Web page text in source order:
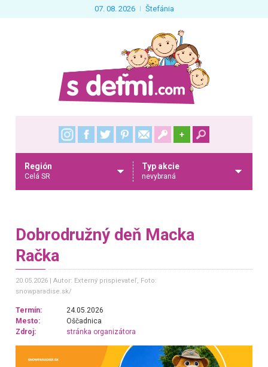
07. 08. 2026 Štefánia
+
Región
Celá SR
Typ akcie
nevybraná
Dobrodružný deň Macka
Račka
20.05.2026 Autor: Externý prispievateľ, Foto:
snowparadise.sk/
Termín:
24.05.2026
Mesto:
Oščadnica
Zdroj:
stránka organizátora